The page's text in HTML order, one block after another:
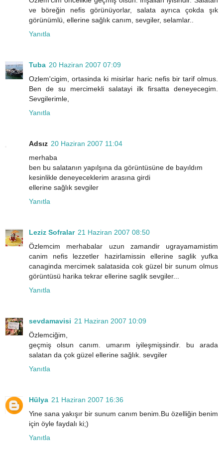
ve böreğin nefis görünüyorlar, salata ayrıca çokda şık
görünümlü, ellerine sağlık canım, sevgiler, selamlar..
Yanıtla
Tuba 20 Haziran 2007 07:09
Ozlem'cigim, ortasinda ki misirlar haric nefis bir tarif olmus.
Ben de su mercimekli salatayi ilk firsatta deneyecegim.
Sevgilerimle,
Yanıtla
Adsız 20 Haziran 2007 11:04
merhaba
ben bu salatanın yapılşına da görüntüsüne de bayıldım
kesinlikle deneyeceklerim arasına girdi
ellerine sağlık sevgiler
Yanıtla
Leziz Sofralar 21 Haziran 2007 08:50
Özlemcim merhabalar uzun zamandir ugrayamamistim
canim nefis lezzetler hazirlamissin ellerine saglik yufka
canaginda mercimek salatasida cok güzel bir sunum olmus
görüntüsü harika tekrar ellerine saglik sevgiler...
Yanıtla
sevdamavisi 21 Haziran 2007 10:09
Özlemciğim,
geçmiş olsun canım. umarım iyileşmişsindir. bu arada
salatan da çok güzel ellerine sağlık. sevgiler
Yanıtla
Hülya 21 Haziran 2007 16:36
Yine sana yakışır bir sunum canım benim.Bu özelliğin benim
için öyle faydalı ki;)
Yanıtla